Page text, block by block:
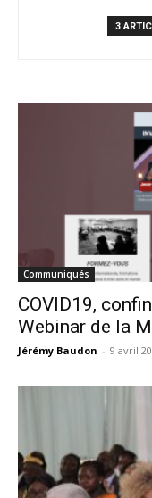
3
Communiqués
COVID19,
Webinar de la
Jérémy Baudon - 9 avril